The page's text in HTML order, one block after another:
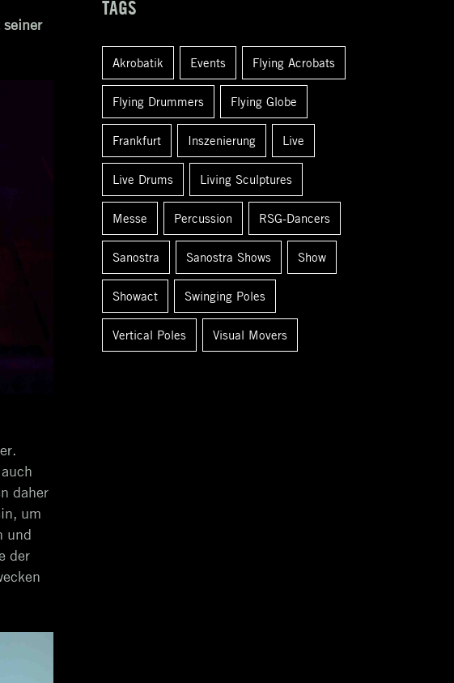
daher
um
und
der
n
h
TAGS
Akrobatik Events Flying Acrobats
Flying Drummers Flying Globe
Frankfurt Inszenierung Live
Live Drums Living Sculptures
Messe Percussion RSG-Dancers
Sanostra Sanostra Shows Show
Showact Swinging Poles
Vertical Poles Visual Movers